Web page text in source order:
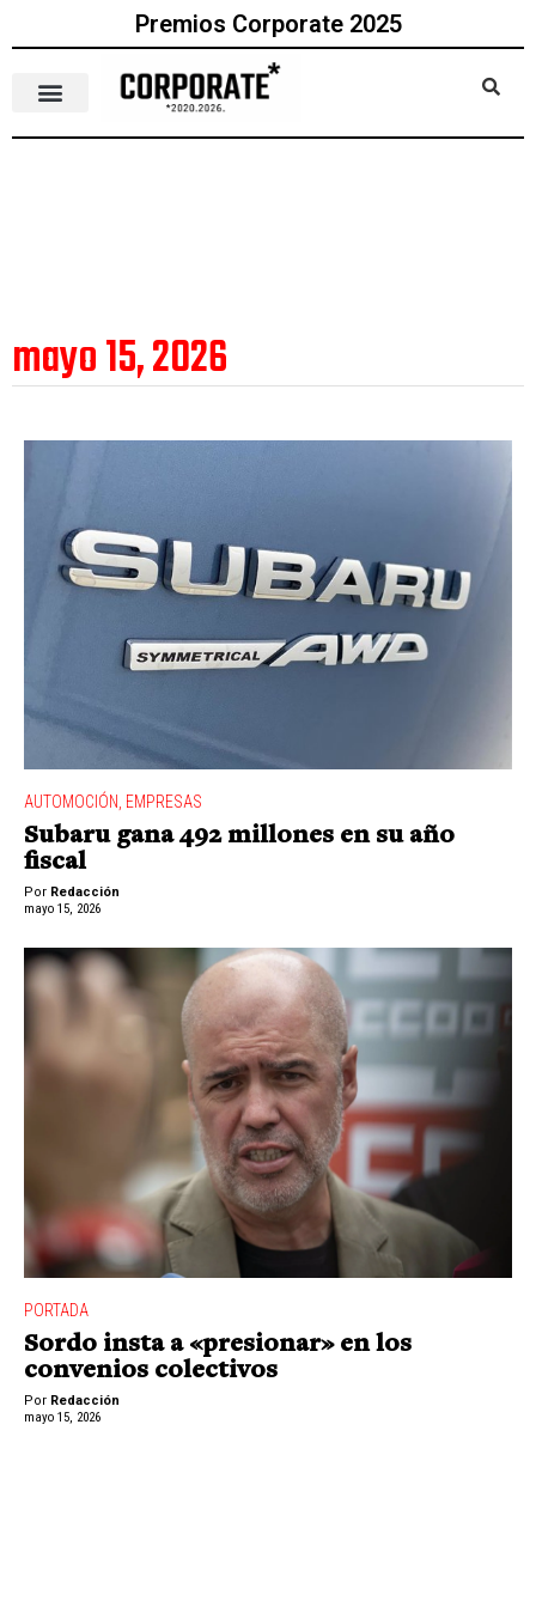
Premios Corporate 2025
mayo 15, 2026
AUTOMOCIÓN EMPRESAS
Subaru gana 492 millones en su año
fiscal
Por Redacción
mayo 15, 2026
PORTADA
Sordo insta a «presionar» en los
convenios colectivos
Por Redacción
mayo 15, 2026